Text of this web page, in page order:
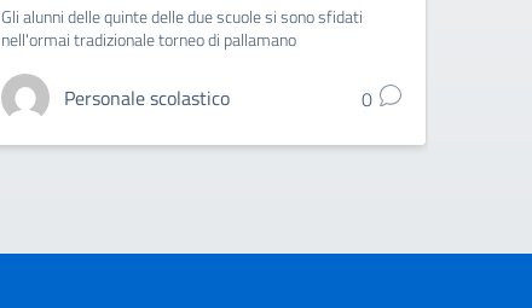
Gli alunni delle quinte delle due scuole si sono sfidati
nell'ormai tradizionale torneo di pallamano
Personale scolastico 0